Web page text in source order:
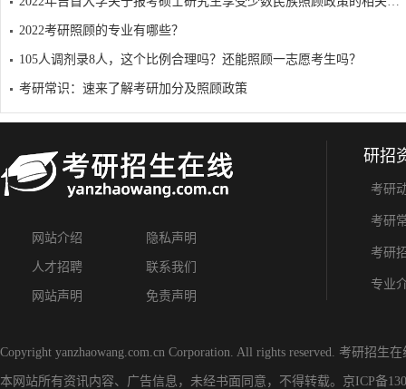
2022考研照顾的专业有哪些？
105人调剂录8人，这个比例合理吗？还能照顾一志愿考生吗？
考研常识：速来了解考研加分及照顾政策
网站介绍 隐私声明
人才招聘 联系我们
网站声明 免责声明
研招
考研
考研
考研
专业
Copyright yanzhaowang.com.cn Corporation. All rights reserved. 考研招生在
本网站所有资讯内容、广告信息，未经书面同意，不得转载。 京ICP备